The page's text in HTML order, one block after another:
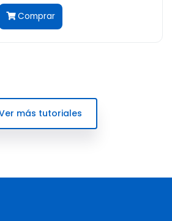
Comprar
más tutoriales